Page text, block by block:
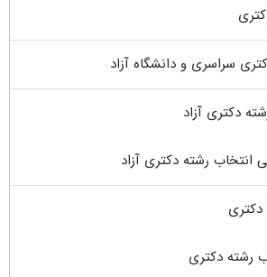
سراسری و دانشگاه آزاد
دکتری آزاد
انتخاب رشته دکتری آزاد
رشته دکتری